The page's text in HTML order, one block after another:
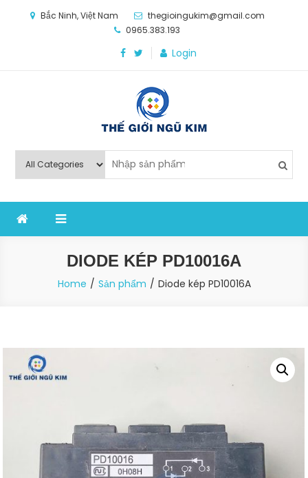
Bắc Ninh, Việt Nam
thegioingukim@gmail.com
0965.383.193
Login
Thế Giới Ngũ Kim
nghiệp sản xuất
DIODE KÉP PD10016A
Home Sản phẩm Diode kép PD10016A